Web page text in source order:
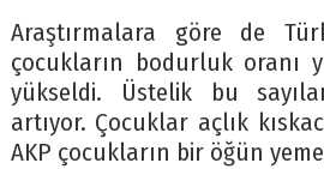
Araştırmalara göre de
çocukların bodurluk oranı
yükseldi. Üstelik bu
artıyor. Çocuklar açlık
AKP çocukların bir öğün